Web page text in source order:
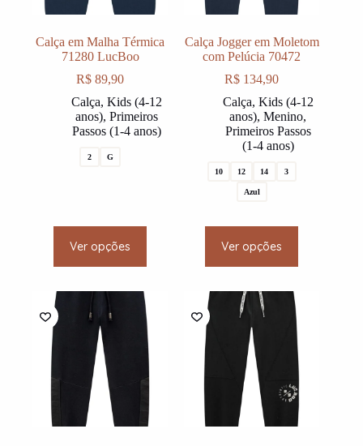
Calça em Malha Térmica
71280 LucBoo
R$ 89,90
Calça, Kids (4-12
anos), Primeiros
Passos (1-4 anos)
2 G
Ver opções
product
variants.
options
may
be
chosen
on
the
product
page
Calça Jogger em Moletom
com Pelúcia 70472
R$ 134,90
Calça, Kids (4-12
anos),Menino,
Primeiros Passos
(1-4 anos)
10 12 14 3
Azul
Ver opções
product
variants.
The
options
may
be
chosen
on
the
product
page